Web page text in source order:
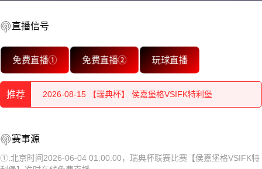
直播信号
免费直播① 免费直播② 玩球直播
推荐
2026-08-15 【瑞典杯】 侯嘉堡格VSIFK特利堡
2026-08-15 【瑞典杯】 侯嘉堡格VSIFK特利堡
赛事源
①.北京时间2026-06-04 01:00:00，瑞典杯联赛比赛【侯嘉堡格VSIFK特